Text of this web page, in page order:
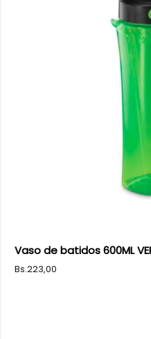
Vaso de batidos 600ML
Bs.223,00